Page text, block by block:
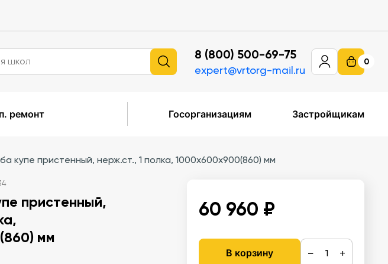
8 (800) 500-69-75
expert@vrtorg-mail.ru
0
ремонт Госорганизациям Застройщикам
купе пристенный, нерж.ст., 1 полка, 1000х600х900(860) мм
пристенный,
мм
60 960 ₽
В корзину − +